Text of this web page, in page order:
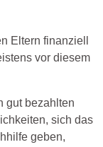
Eltern finanziell
vor diesem
gut bezahlten
sich das
geben,